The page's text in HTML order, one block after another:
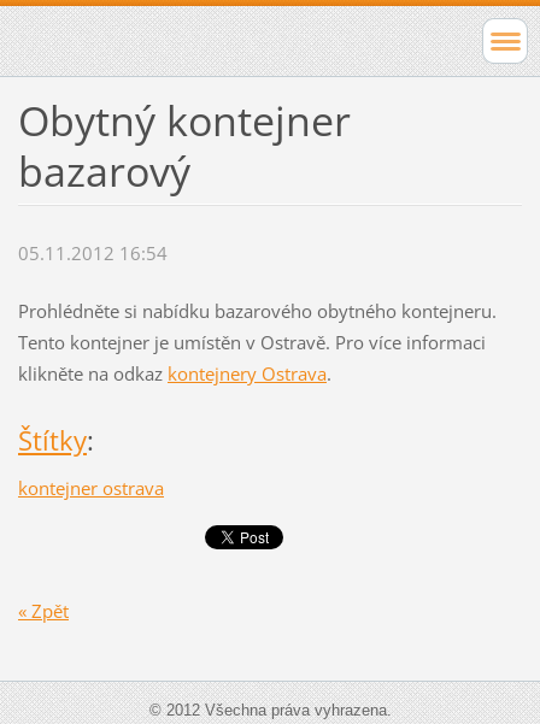
Obytný kontejner
bazarový
05.11.2012 16:54
Prohlédněte si nabídku bazarového obytného kontejneru.
Tento kontejner je umístěn v Ostravě. Pro více informaci
klikněte na odkaz kontejnery Ostrava.
Štítky:
kontejner ostrava
« Zpět
© 2012 Všechna práva vyhrazena.